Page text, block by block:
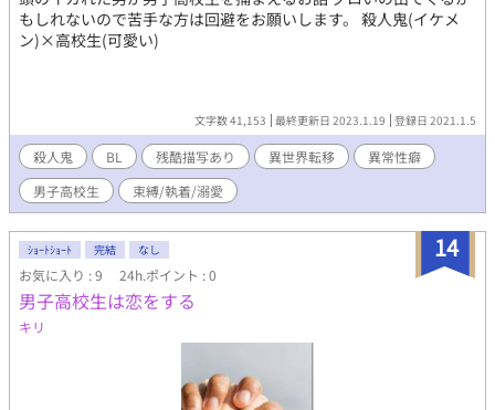
もしれないので苦手な方は回避をお願いします。 殺人鬼(イケメ
ン)×高校生(可愛い)
文字数 41,153 最終更新日 2023.1.19 登録日 2021.1.5
殺人鬼 BL 残酷描写あり 異世界転移
異常性癖
男子高校生
束縛/執着/溺愛
14
ｼｮｰﾄｼｮｰﾄ 完結 なし
お気に入り : 9 24h.ポイント : 0
男子高校生は恋をする
キリ